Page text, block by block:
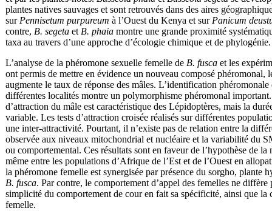
plantes natives sauvages et sont retrouvés dans des aires
sur Pennisetum purpureum à l’Ouest du Kenya et sur Panicum
contre, B. segeta et B. phaia montre une grande proximité
taxa au travers d’une approche d’écologie chimique et de phylogénie.
L’analyse de la phéromone sexuelle femelle de B. fusca et les
ont permis de mettre en évidence un nouveau composé phéromonal,
augmente le taux de réponse des mâles. L’identification phéromonale
différentes localités montre un polymorphisme phéromonal
d’attraction du mâle est caractéristique des Lépidoptères, mais la
variable. Les tests d’attraction croisée réalisés sur différentes
une inter-attractivité. Pourtant, il n’existe pas de relation entre la
observée aux niveaux mitochondrial et nucléaire et la variabilité du
ou comportemental. Ces résultats sont en faveur de l’hypothèse de
même entre les populations d’Afrique de l’Est et de l’Ouest en
la phéromone femelle est synergisée par présence du sorgho, plante
B. fusca. Par contre, le comportement d’appel des femelles ne diffère
simplicité du comportement de cour en fait sa spécificité, ainsi que la
femelle.